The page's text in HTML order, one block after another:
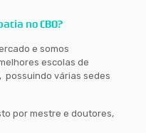
no CBO?
e somos
escolas de
possuindo várias sedes
por mestre e doutores,